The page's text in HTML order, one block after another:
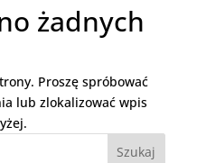
żadnych
Proszę spróbować
lub zlokalizować wpis
Szukaj